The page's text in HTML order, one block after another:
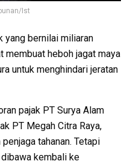
Ist
yang bernilai miliaran
membuat heboh jagat maya
untuk menghindari jeratan
pajak PT Surya Alam
PT Megah Citra Raya,
tahanan. Tetapi
dibawa kembali ke